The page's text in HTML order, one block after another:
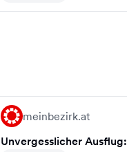
meinbezirk.at
Unvergesslicher